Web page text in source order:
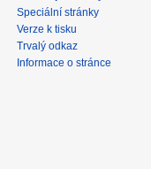
Speciální stránky
Verze k tisku
Trvalý odkaz
Informace o stránce